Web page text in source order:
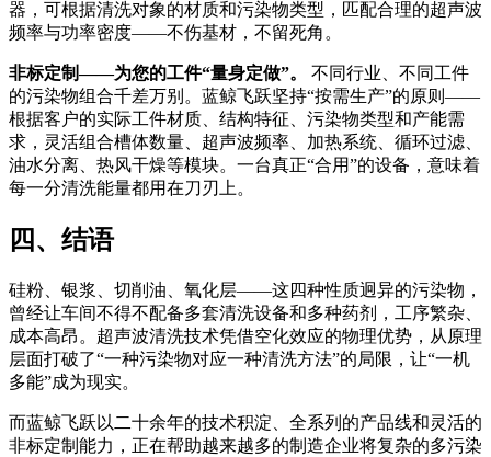
器，可根据清洗对象的材质和污染物类型，匹配合理的超声波
频率与功率密度——不伤基材，不留死角。
非标定制——为您的工件“量身定做”。
不同行业、不同工件
的污染物组合千差万别。蓝鲸飞跃坚持“按需生产”的原则——
根据客户的实际工件材质、结构特征、污染物类型和产能需
求，灵活组合槽体数量、超声波频率、加热系统、循环过滤、
油水分离、热风干燥等模块。一台真正“合用”的设备，意味着
每一分清洗能量都用在刀刃上。
四、结语
硅粉、银浆、切削油、氧化层——这四种性质迥异的污染物，
曾经让车间不得不配备多套清洗设备和多种药剂，工序繁杂、
成本高昂。超声波清洗技术凭借空化效应的物理优势，从原理
层面打破了“一种污染物对应一种清洗方法”的局限，让“一机
多能”成为现实。
而蓝鲸飞跃以二十余年的技术积淀、全系列的产品线和灵活的
非标定制能力，正在帮助越来越多的制造企业将复杂的多污染